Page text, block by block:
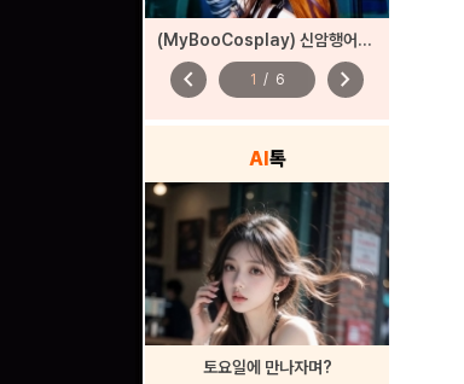
(MyBooCosplay) 신암행어사 ‘산도’
chevron_left 1 / 6 chevron_right
AI톡
토요일에 만나자며?